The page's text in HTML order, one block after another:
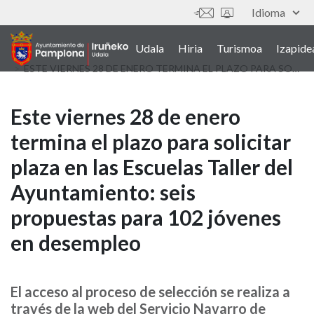
to
main
content
Idioma
Tresnak
Main
navigation
Udala Hiria Turismoa
Este
viernes
28
de
enero
el
Este viernes 28 de enero
termina el plazo para solicitar
plaza en las Escuelas Taller del
Ayuntamiento: seis
propuestas para 102 jóvenes
en desempleo
El acceso al proceso de selección se realiza a
través de la web del Servicio Navarro de